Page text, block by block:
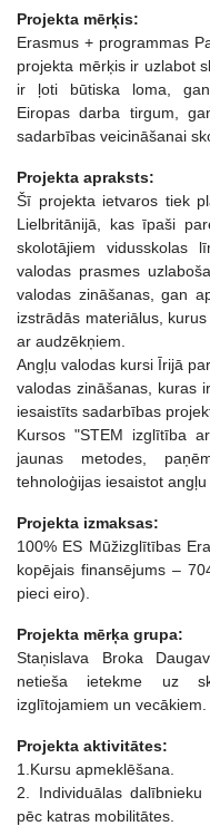
Projekta mērķis:
Erasmus + programmas
projekta mērķis ir uzlabot
ir ļoti būtiska loma, gan
Eiropas darba tirgum,
sadarbības veicināšanai
Projekta apraksts:
Šī projekta ietvaros tiek
Lielbritānijā, kas īpaši
skolotājiem vidusskolas
valodas prasmes
valodas zināšanas, gan
izstrādās materiālus,
ar audzēkņiem.
Angļu valodas kursi Īrijā
valodas zināšanas, kuras
iesaistīts sadarbības
Kursos "STEM izglītība
jaunas metodes,
tehnoloģijas iesaistot angļu
Projekta izmaksas:
100% ES Mūžizglītības
kopējais finansējums –
pieci eiro).
Projekta mērķa grupa:
Staņislava Broka
netieša ietekme uz
izglītojamiem un
Projekta aktivitātes:
1.Kursu apmeklēšana.
2. Individuālas
pēc katras mobilitātes.